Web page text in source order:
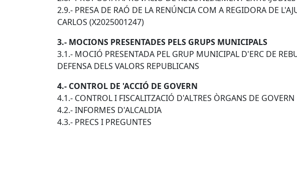
2.9.- PRESA DE RAÓ DE LA RENÚNCIA COM A REGIDORA DE
CARLOS (X2025001247)
3.- MOCIONS PRESENTADES PELS GRUPS MUNICIPALS
3.1.- MOCIÓ PRESENTADA PEL GRUP MUNICIPAL D'ERC DE
DEFENSA DELS VALORS REPUBLICANS
4.- CONTROL DE 'ACCIÓ DE GOVERN
4.1.- CONTROL I FISCALITZACIÓ D'ALTRES ÒRGANS DE GOVERN
4.2.- INFORMES D'ALCALDIA
4.3.- PRECS I PREGUNTES